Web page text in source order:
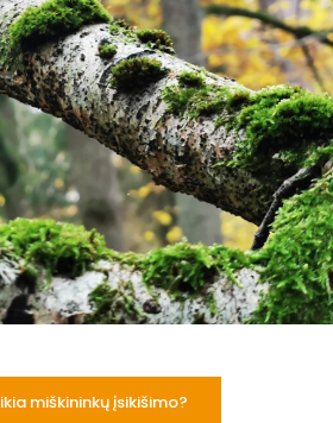
miškininkų įsikišimo?